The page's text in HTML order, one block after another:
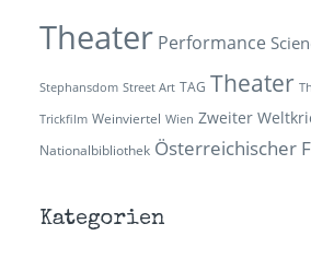
Theater Performance
Stephansdom Street Art TAG Theater
Trickfilm Weinviertel Wien Zweiter
Nationalbibliothek Österreichischer
Kategorien